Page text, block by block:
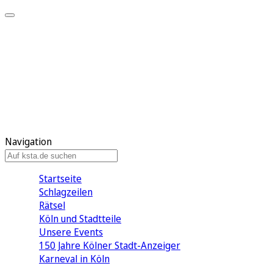
Navigation
Startseite
Schlagzeilen
Rätsel
Köln und Stadtteile
Unsere Events
150 Jahre Kölner Stadt-Anzeiger
Karneval in Köln